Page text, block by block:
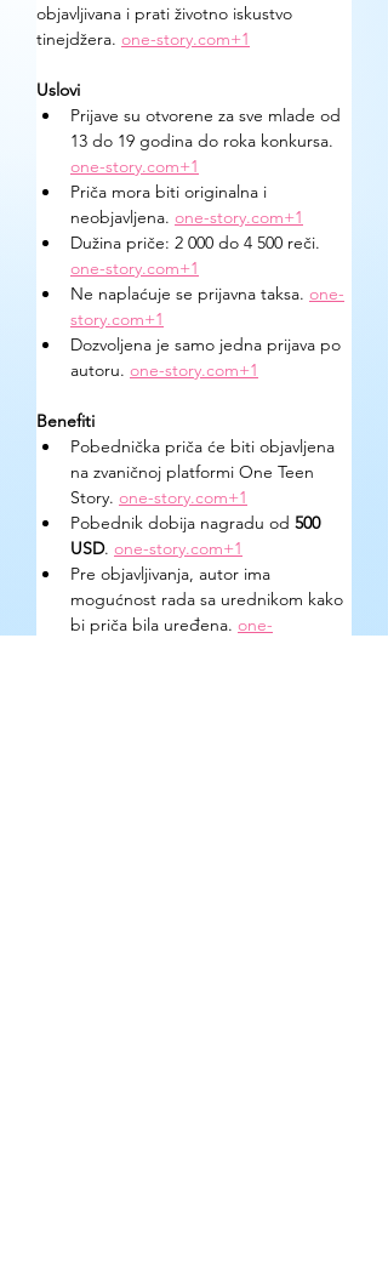
objavljivana i prati životno iskustvo
tinejdžera. one-story.com+1
Uslovi
Prijave su otvorene za sve mlade od
13 do 19 godina do roka konkursa.
one-story.com+1
Priča mora biti originalna i
neobjavljena. one-story.com+1
Dužina priče: 2 000 do 4 500 reči.
one-story.com+1
Ne naplaćuje se prijavna taksa. one-
story.com+1
Dozvoljena je samo jedna prijava po
autoru. one-story.com+1
Benefiti
Pobednička priča će biti objavljena
na zvaničnoj platformi One Teen
Story. one-story.com+1
Pobednik dobija nagradu od 500
USD. one-story.com+1
Pre objavljivanja, autor ima
mogućnost rada sa urednikom kako
bi priča bila uređena. one-